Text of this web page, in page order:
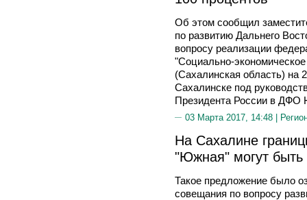
Об этом сообщил
по развитию Дальнего
вопросу реализации
"Социально-
(Сахалинская область)
Сахалинске под
Президента России в ДФО
03 Марта 2017, 14:48 |
На Сахалине
"Южная" могут
Такое предложение было
совещания по вопросу